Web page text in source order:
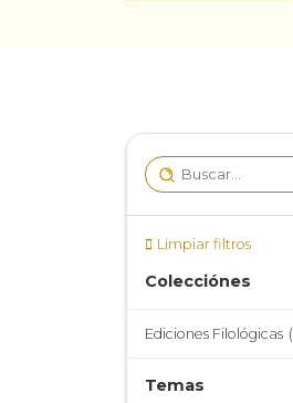
Limpiar filtros
Colecciónes
Ediciones Filológicas
Temas